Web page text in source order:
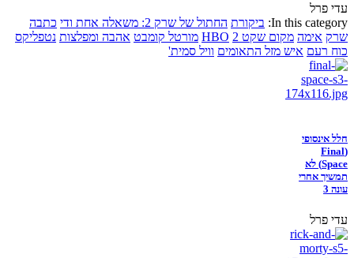
עדי פרל
In this category: ביקורת החתול של שרק 2: משאלה אחת ודי
כתבה
שרק אימה מקום שקט 2 HBO מורטל קומבט אהבה ומפלצות נטפליקס
כוח רעם איש מזל התאומים וויל סמית'
חלל אינסופי
(Final
Space) לא
תמשיך אחרי
עונה 3
עדי פרל